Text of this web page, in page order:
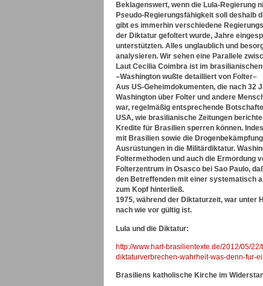
Beklagenswert, wenn die Lula-Regierung
Pseudo-Regierungsfähigkeit soll deshalb
gibt es immerhin verschiedene
der Diktatur gefoltert wurde, Jahre
unterstützten. Alles unglaublich und
analysieren. Wir sehen eine Parallele
Laut Cecilia Coimbra ist im
–Washington wußte detailliert von Folter–
Aus US-Geheimdokumenten, die nach 32
Washington über Folter und andere
war, regelmäßig entsprechende
USA, wie brasilianische Zeitungen
Kredite für Brasilien sperren können.
mit Brasilien sowie die
Ausrüstungen in die Militärdiktatur.
Foltermethoden und auch die Ermordung
Folterzentrum in Osasco bei Sao Paulo,
den Betreffenden mit einer systematisch
zum Kopf hinterließ.
1975, während der Diktaturzeit, war unter
nach wie vor gültig ist.
Lula und die Diktatur:
http://www.hart-brasilientexte.de/2012/05/
diktaturverbrechen-wahrheit-was-denn-fur-
Brasiliens katholische Kirche im